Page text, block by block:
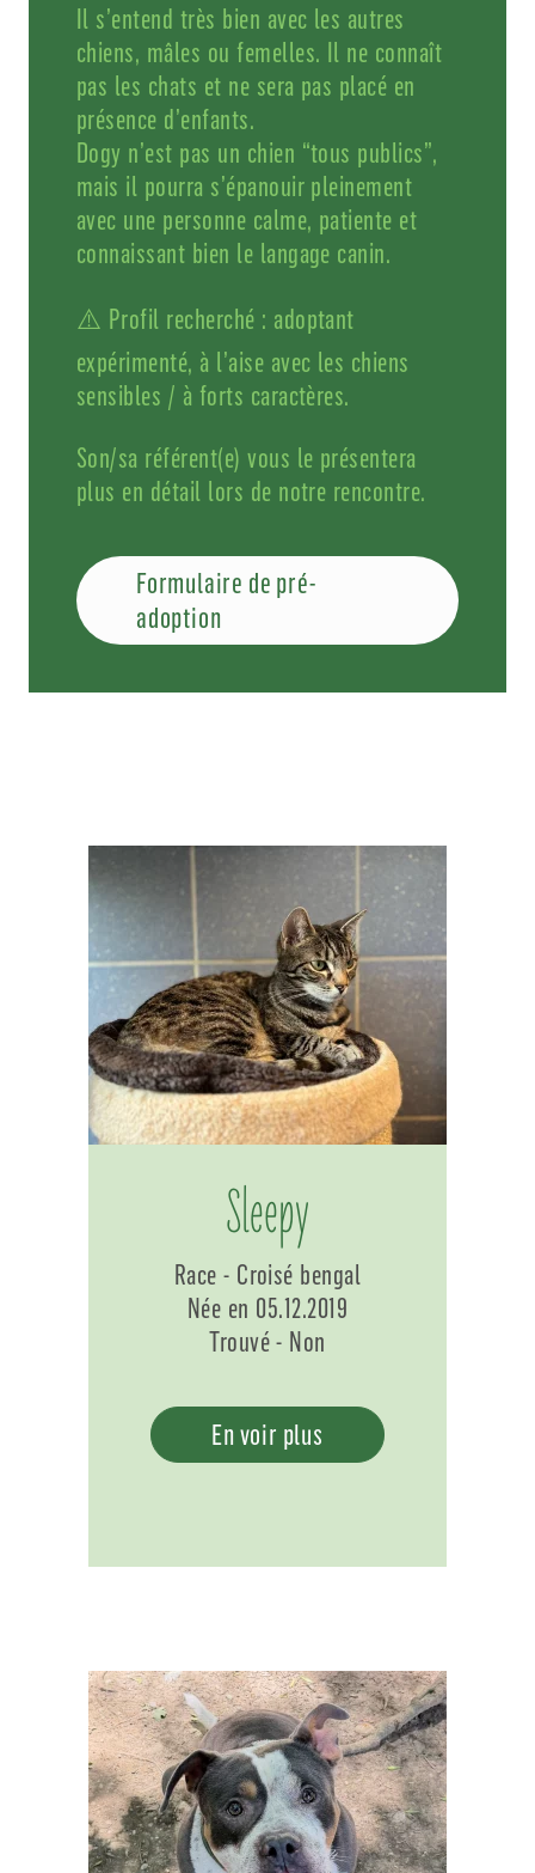
Il s’entend très bien avec les autres
chiens, mâles ou femelles. Il ne connaît
pas les chats et ne sera pas placé en
présence d’enfants.
Dogy n’est pas un chien “tous publics”,
mais il pourra s’épanouir pleinement
avec une personne calme, patiente et
connaissant bien le langage canin.
⚠️ Profil recherché : adoptant
expérimenté, à l’aise avec les chiens
sensibles / à forts caractères.
Son/sa référent(e) vous le présentera
plus en détail lors de notre rencontre.
Formulaire de pré-
adoption
Sleepy
Race - Croisé bengal
Née en 05.12.2019
Trouvé - Non
En voir plus